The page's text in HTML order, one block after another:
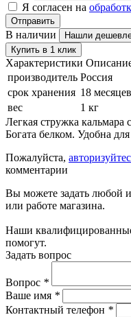
Я согласен на
Отправить
В наличии
Нашли
Купить в 1 клик
Характеристики
производитель Россия
срок хранения 18 месяцев
вес
1 кг
Легкая стружка
Богата белком. Удобна
Пожалуйста,
комментарии
Вы можете задать любой
или работе магазина.
Наши
помогут.
Задать вопрос
Вопрос *
Ваше имя *
Контактный телефон *